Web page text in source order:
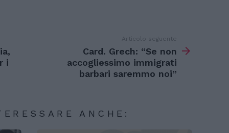
i
Articolo seguente
Card. Grech: “Se non
accogliessimo immigrati
barbari saremmo noi”
ANCHE: